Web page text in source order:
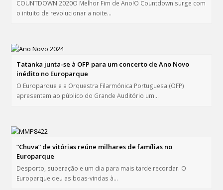
COUNTDOWN 2020O Melhor Fim de Ano!O Countdown surge com
o intuito de revolucionar a noite…
Tatanka junta-se à OFP para um concerto de Ano Novo
inédito no Europarque
O Europarque e a Orquestra Filarmónica Portuguesa (OFP)
apresentam ao público do Grande Auditório um…
“Chuva” de vitórias reúne milhares de famílias no
Europarque
Desporto, superação e um dia para mais tarde recordar. O
Europarque deu as boas-vindas à…